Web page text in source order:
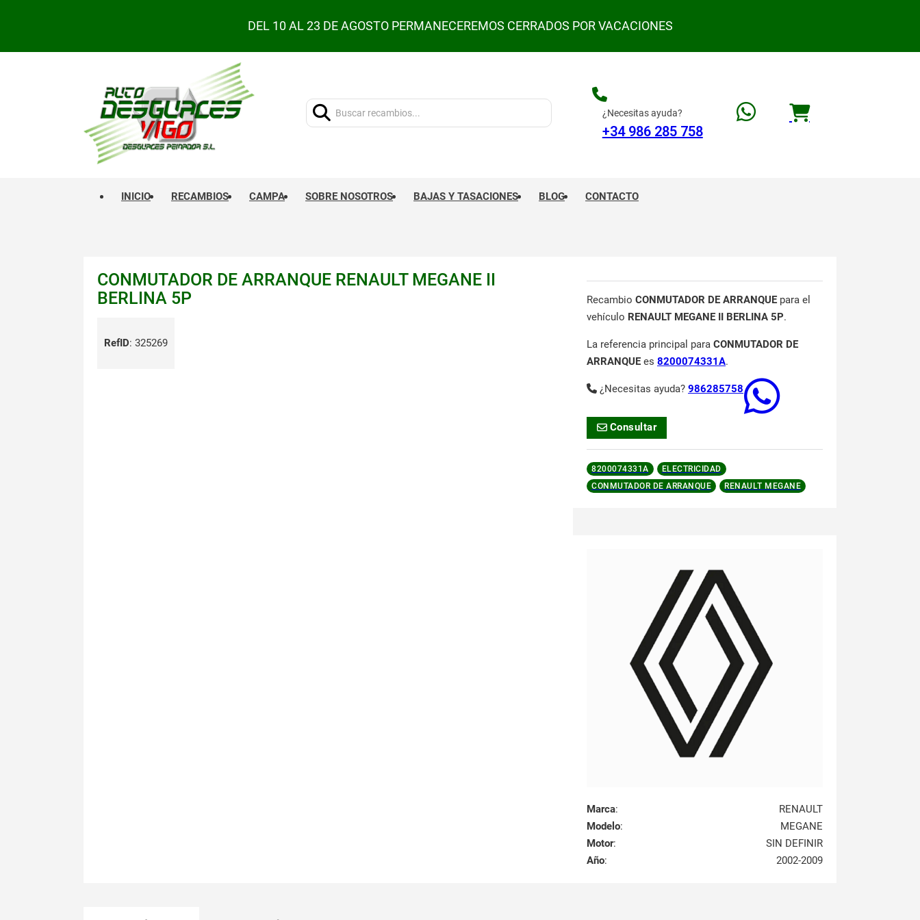
DEL 10 AL 23 DE AGOSTO PERMANECEREMOS CERRADOS POR VACACIONES
Buscar:
¿Necesitas ayuda?
+34 986 285 758
INICIO RECAMBIOS CAMPA SOBRE NOSOTROS BAJAS Y TASACIONES BLOG CONTACTO
CONMUTADOR DE ARRANQUE RENAULT MEGANE II
BERLINA 5P
RefID: 325269
Recambio CONMUTADOR DE ARRANQUE para el
vehículo RENAULT MEGANE II BERLINA 5P.
La referencia principal para CONMUTADOR DE
ARRANQUE es 8200074331A.
¿Necesitas ayuda? 986285758
Consultar
8200074331A
ELECTRICIDAD
CONMUTADOR DE ARRANQUE
RENAULT MEGANE
Marca:
RENAULT
Modelo:
MEGANE
Motor:
SIN DEFINIR
Año: 2002-2009